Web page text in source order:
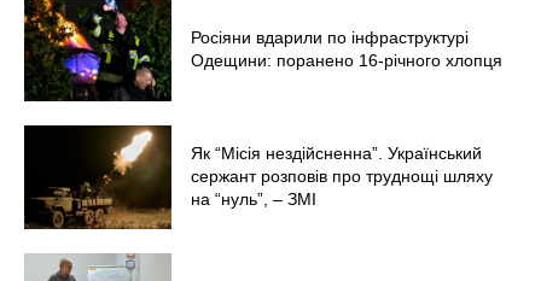
Росіяни вдарили по інфраструктурі
Одещини: поранено 16-річного хлопця
Як “Місія нездійсненна”. Український
сержант розповів про труднощі шляху
на “нуль”, – ЗМІ